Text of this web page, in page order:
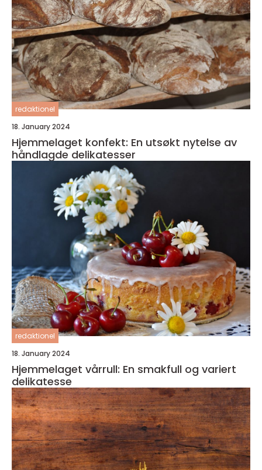
redaktionel
18. January 2024
Hjemmelaget konfekt: En utsøkt nytelse av
håndlagde delikatesser
redaktionel
18. January 2024
Hjemmelaget vårrull: En smakfull og variert
delikatesse